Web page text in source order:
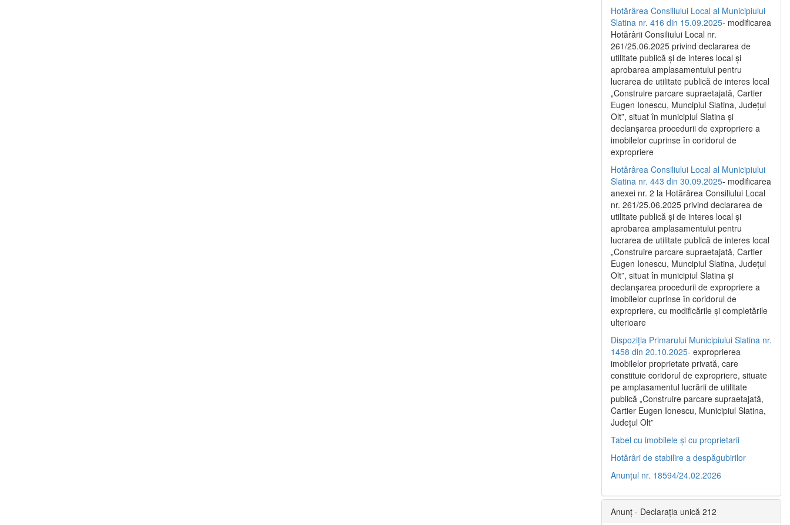
Hotărârea Consiliului Local al Municipiului
Slatina nr. 416 din 15.09.2025- modificarea
Hotărârii Consiliului Local nr.
261/25.06.2025 privind declararea de
utilitate publică și de interes local și
aprobarea amplasamentului pentru
lucrarea de utilitate publică de interes local
„Construire parcare supraetajată, Cartier
Eugen Ionescu, Muncipiul Slatina, Județul
Olt”, situat în municipiul Slatina și
declanșarea procedurii de expropriere a
imobilelor cuprinse în coridorul de
expropriere
Hotărârea Consiliului Local al Municipiului
Slatina nr. 443 din 30.09.2025- modificarea
anexei nr. 2 la Hotărârea Consiliului Local
nr. 261/25.06.2025 privind declararea de
utilitate publică şi de interes local şi
aprobarea amplasamentului pentru
lucrarea de utilitate publică de interes local
„Construire parcare supraetajată, Cartier
Eugen Ionescu, Muncipiul Slatina, Judeţul
Olt”, situat în municipiul Slatina şi
declanşarea procedurii de expropriere a
imobilelor cuprinse în coridorul de
expropriere, cu modificările şi completările
ulterioare
Dispoziția Primarului Municipiului Slatina nr.
1458 din 20.10.2025- exproprierea
imobilelor proprietate privată, care
constituie coridorul de expropriere, situate
pe amplasamentul lucrării de utilitate
publică „Construire parcare supraetajată,
Cartier Eugen Ionescu, Municipiul Slatina,
Județul Olt”
Tabel cu imobilele și cu proprietarii
Hotărâri de stabilire a despăgubirilor
Anunțul nr. 18594/24.02.2026
Anunț - Declarația unică 212